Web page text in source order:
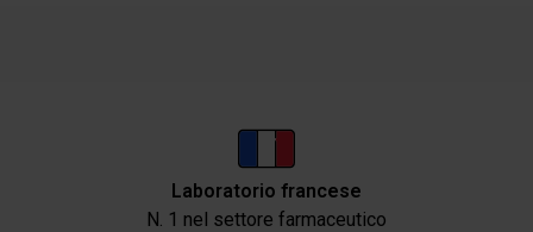
Laboratorio francese
N. 1 nel settore farmaceutico